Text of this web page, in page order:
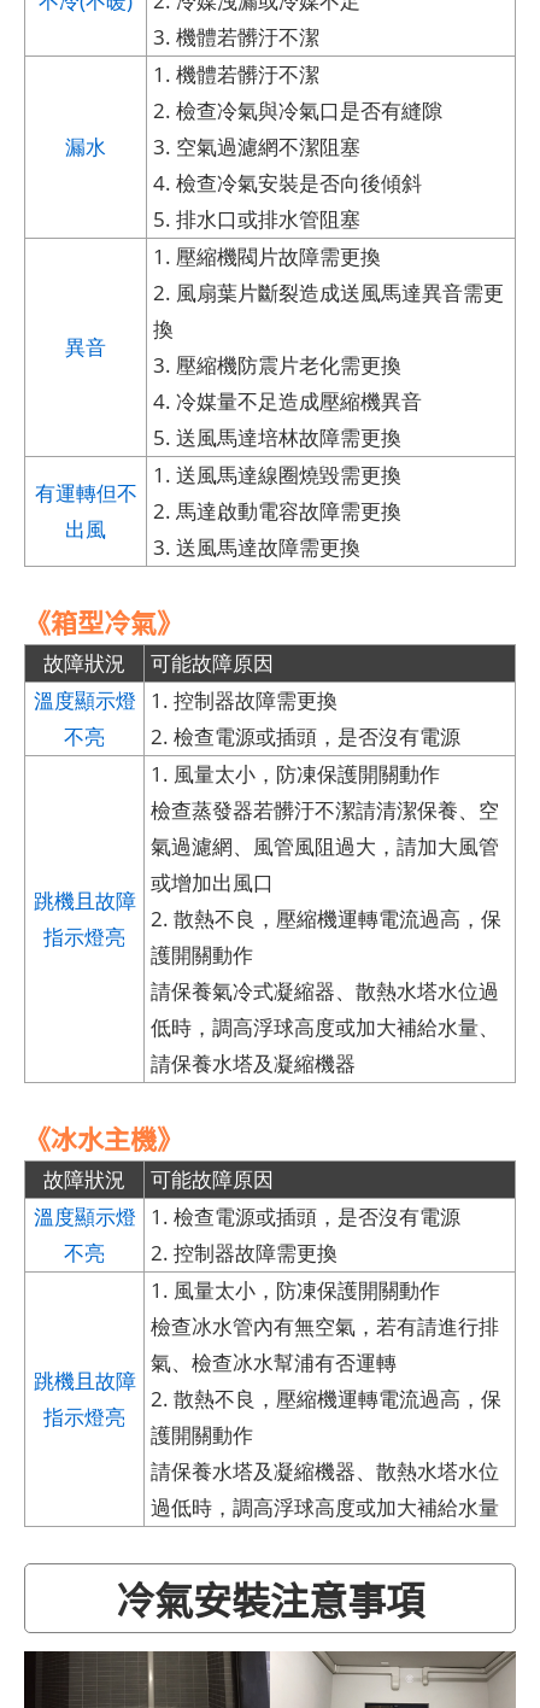
3. 機體若髒汙不潔
漏水
1. 機體若髒汙不潔
2. 檢查冷氣與冷氣口是否有縫隙
3. 空氣過濾網不潔阻塞
4. 檢查冷氣安裝是否向後傾斜
5. 排水口或排水管阻塞
異音
1. 壓縮機閥片故障需更換
2. 風扇葉片斷裂造成送風馬達異音需更
換
3. 壓縮機防震片老化需更換
4. 冷媒量不足造成壓縮機異音
5. 送風馬達培林故障需更換
有運轉但不
出風
1. 送風馬達線圈燒毀需更換
2. 馬達啟動電容故障需更換
3. 送風馬達故障需更換
《箱型冷氣》
故障狀況
可能故障原因
溫度顯示燈
不亮
1. 控制器故障需更換
2. 檢查電源或插頭，是否沒有電源
跳機且故障
指示燈亮
1. 風量太小，防凍保護開關動作
檢查蒸發器若髒汙不潔請清潔保養、空
氣過濾網、風管風阻過大，請加大風管
或增加出風口
2. 散熱不良，壓縮機運轉電流過高，保
護開關動作
請保養氣冷式凝縮器、散熱水塔水位過
低時，調高浮球高度或加大補給水量、
請保養水塔及凝縮機器
《冰水主機》
故障狀況
可能故障原因
溫度顯示燈
不亮
1. 檢查電源或插頭，是否沒有電源
2. 控制器故障需更換
跳機且故障
指示燈亮
1. 風量太小，防凍保護開關動作
檢查冰水管內有無空氣，若有請進行排
氣、檢查冰水幫浦有否運轉
2. 散熱不良，壓縮機運轉電流過高，保
護開關動作
請保養水塔及凝縮機器、散熱水塔水位
過低時，調高浮球高度或加大補給水量
冷氣安裝注意事項